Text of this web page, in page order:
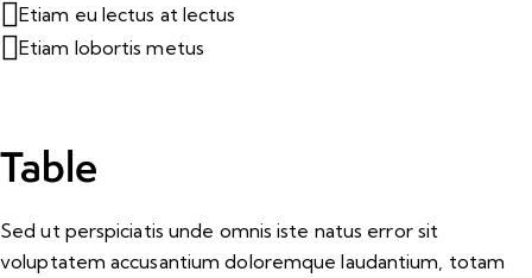
Etiam eu lectus at lectus
Etiam lobortis metus
Table
Sed ut perspiciatis unde omnis iste natus error sit
voluptatem accusantium doloremque laudantium, totam